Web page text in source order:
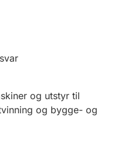
og utstyr til
og bygge- og